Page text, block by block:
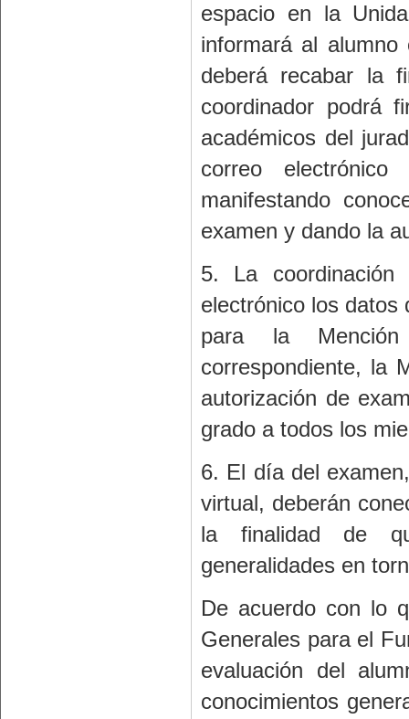
espacio en la
informará al
deberá recabar la
coordinador podrá
académicos del
correo
manifestando
examen y dando la
5. La
electrónico los datos
para la
correspondiente, la
autorización de
grado a todos los
6. El día del
virtual, deberán
la finalidad de
generalidades en
De acuerdo con lo
Generales para el
evaluación del
conocimientos